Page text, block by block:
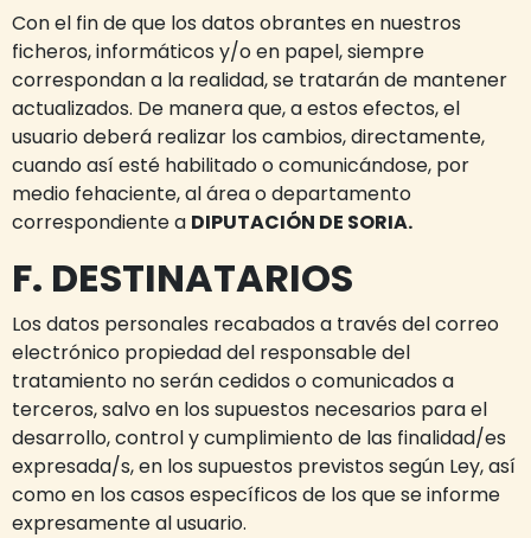
Con el fin de que los datos obrantes en nuestros
ficheros, informáticos y/o en papel, siempre
correspondan a la realidad, se tratarán de mantener
actualizados. De manera que, a estos efectos, el
usuario deberá realizar los cambios, directamente,
cuando así esté habilitado o comunicándose, por
medio fehaciente, al área o departamento
correspondiente a DIPUTACIÓN DE SORIA.
F. DESTINATARIOS
Los datos personales recabados a través del correo
electrónico propiedad del responsable del
tratamiento no serán cedidos o comunicados a
terceros, salvo en los supuestos necesarios para el
desarrollo, control y cumplimiento de las finalidad/es
expresada/s, en los supuestos previstos según Ley, así
como en los casos específicos de los que se informe
expresamente al usuario.